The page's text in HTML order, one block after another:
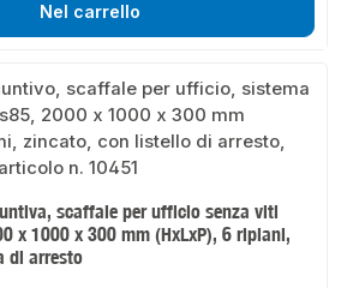
Nel carrello
scaffale per ufficio senza viti
x 1000 x 300 mm (HxLxP), 6 ripiani,
di arresto